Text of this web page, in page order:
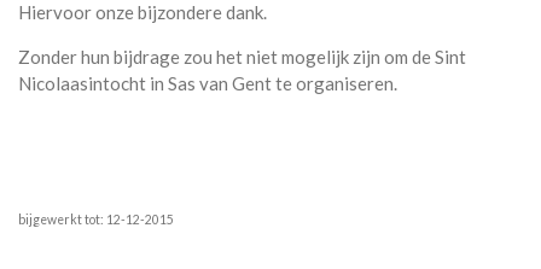
Hiervoor onze bijzondere dank.
Zonder hun bijdrage zou het niet mogelijk zijn om de Sint
Nicolaasintocht in Sas van Gent te organiseren.
bijgewerkt tot: 12-12-2015